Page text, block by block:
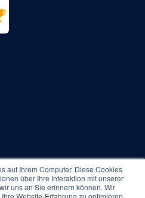
auf Ihrem Computer. Diese Cookies
über Ihre Interaktion mit unserer
uns an Sie erinnern können. Wir
Website-Erfahrung zu optimieren